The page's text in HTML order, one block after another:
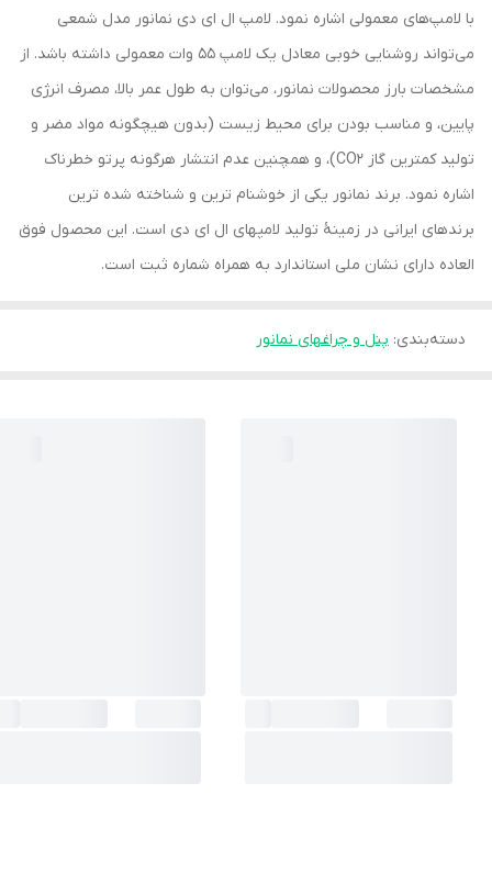
با لامپ‌های معمولی اشاره نمود. لامپ ال ای دی نمانور مدل شمعی
می‌تواند روشنایی خوبی معادل یک لامپ 55 وات معمولی داشته باشد. از
مشخصات بارز محصولات نمانور، می‌توان به طول عمر بالا، مصرف انرژی
پایین، و مناسب بودن برای محیط زیست (بدون هیچگونه مواد مضر و
تولید کمترین گاز CO2)، و همچنین عدم انتشار هرگونه پرتو خطرناک
اشاره نمود. برند نمانور یکی از خوشنام ترین و شناخته شده ترین
برندهای ایرانی در زمینۀ تولید لامپهای ال ای دی است. این محصول فوق
العاده دارای نشان ملی استاندارد به همراه شماره ثبت است.
دسته‌بندی: پنل و چراغهای نمانور